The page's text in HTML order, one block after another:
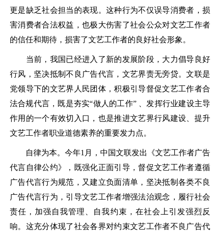
更是缺乏社会担当的表现。这种行为不仅误导消费者，损
害消费者合法权益，也极大伤害了社会公众对文艺工作者
的信任和期待，损害了文艺工作者的良好社会形象。
当前，我国已经进入了新的发展阶段，大力倡导良好
行风，坚决抵制不良广告代言，文艺界责无旁贷。文联是
党领导下的文艺界人民团体，积极引导督促文艺工作者合
法合规代言，既是夯实“做人的工作” 、发挥行业建设主导
作用的一个有效切入口，也是推进文艺界行风建设、提升
文艺工作者职业道德素养的重要发力点。
自律为本。今年1月，中国文联发出《文艺工作者广告
代言自律公约》，既强化正面引导，督促文艺工作者遵循
广告代言行为规范，又建立负面清单，坚决抵制各类不良
广告代言行为，引导文艺工作者增强法治观念，履行社会
责任，加强自我管理、自我约束，在社会上引发强烈反
响。这充分体现了社会各界对约束文艺工作者不良广告代